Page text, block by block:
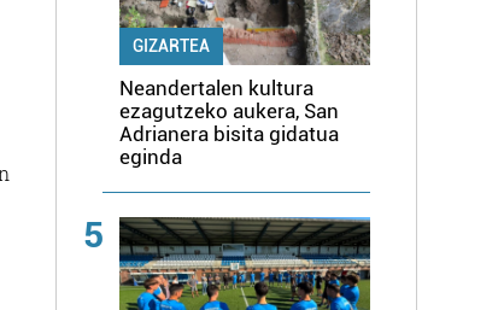
GIZARTEA
Neandertalen kultura
ezagutzeko aukera, San
Adrianera bisita gidatua
eginda
5